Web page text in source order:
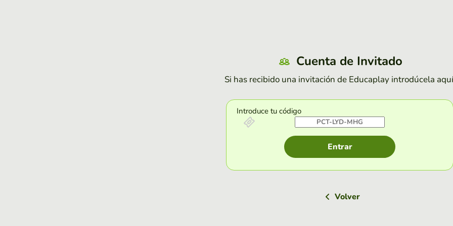
Cuenta de Invitado
Si has recibido una invitación de Educaplay introdúcela
Introduce tu código
Entrar
Volver